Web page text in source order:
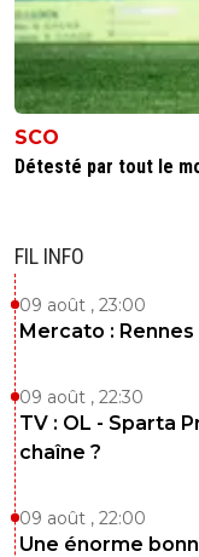
SCO
Détesté par tout le
FIL INFO
09 août , 23:00
Mercato :
09 août , 22:30
TV : OL - Sparta
chaîne ?
09 août , 22:00
Une énorme